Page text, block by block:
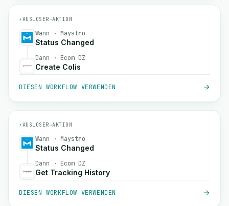
⚡AUSLÖSER→AKTION
Wann · Maystro
Status Changed
Dann · Ecom DZ
Create Colis
DIESEN WORKFLOW VERWENDEN
⚡AUSLÖSER→AKTION
Wann · Maystro
Status Changed
Dann · Ecom DZ
Get Tracking History
DIESEN WORKFLOW VERWENDEN